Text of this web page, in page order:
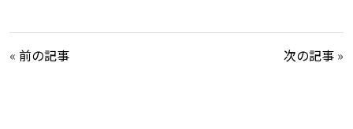
« 前の記事 次の記事 »